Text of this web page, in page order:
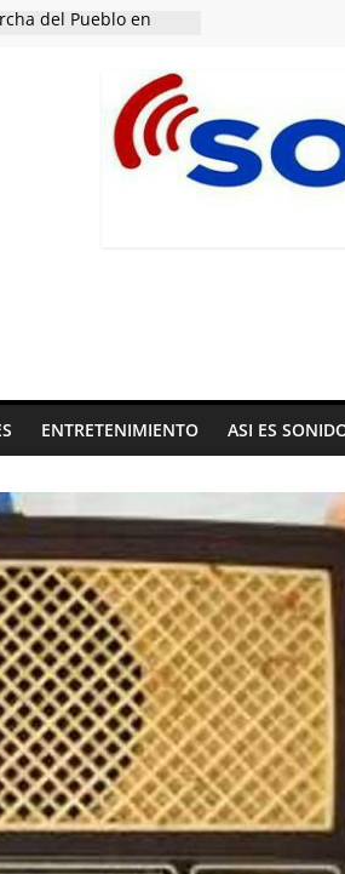
del Pueblo en
de la cultura y las
Comunicaciones
ENTRETENIMIENTO ASI ES